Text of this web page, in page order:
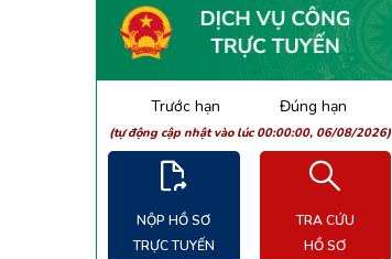
Trước hạn Đúng hạn
(tự động cập nhật vào lúc 00:00:00, 06/08/2026)
NỘP HỒ SƠ
TRỰC TUYẾN
TRA CỨU
HỒ SƠ